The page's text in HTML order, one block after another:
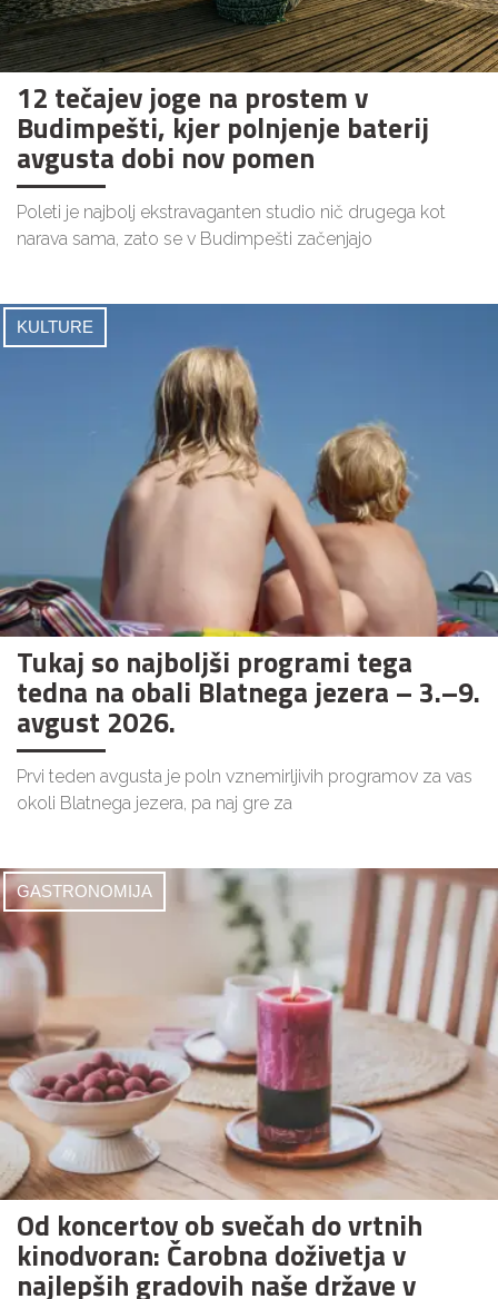
12 tečajev joge na prostem v
Budimpešti, kjer polnjenje baterij
avgusta dobi nov pomen
Poleti je najbolj ekstravaganten studio nič drugega kot
narava sama, zato se v Budimpešti začenjajo
KULTURE
Tukaj so najboljši programi tega
tedna na obali Blatnega jezera – 3.–9.
avgust 2026.
Prvi teden avgusta je poln vznemirljivih programov za vas
okoli Blatnega jezera, pa naj gre za
GASTRONOMIJA
Od koncertov ob svečah do vrtnih
kinodvoran: Čarobna doživetja v
najlepših gradovih naše države v